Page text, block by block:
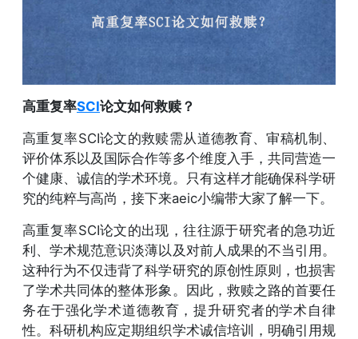
高重复率SCI论文如何救赎？
高重复率SCI论文的救赎需从道德教育、审稿机制、
评价体系以及国际合作等多个维度入手，共同营造一
个健康、诚信的学术环境。只有这样才能确保科学研
究的纯粹与高尚，接下来aeic小编带大家了解一下。
高重复率SCI论文的出现，往往源于研究者的急功近
利、学术规范意识淡薄以及对前人成果的不当引用。
这种行为不仅违背了科学研究的原创性原则，也损害
了学术共同体的整体形象。因此，救赎之路的首要任
务在于强化学术道德教育，提升研究者的学术自律
性。科研机构应定期组织学术诚信培训，明确引用规